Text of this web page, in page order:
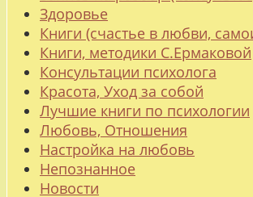
Здоровье
Книги (счастье в любви,
Книги, методики С.Ермаковой
Консультации психолога
Красота, Уход за собой
Лучшие книги по психологии
Любовь, Отношения
Настройка на любовь
Непознанное
Новости